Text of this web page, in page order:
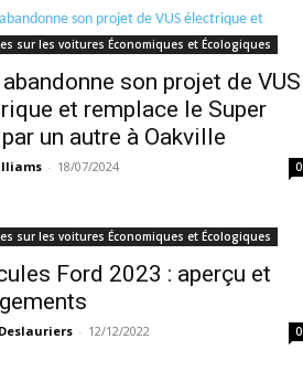
sur les voitures Économiques et Écologiques
son projet de VUS
et remplace le Super
un autre à Oakville
- 18/07/2024 0
sur les voitures Économiques et Écologiques
Ford 2023 : aperçu et
- 12/12/2022 0